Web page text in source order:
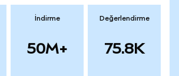
İndirme
50M+
Değerlendirme
75.8K